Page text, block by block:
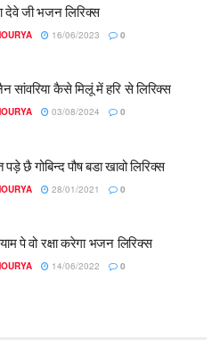
देवे जी भजन लिरिक्स
16/06/2023 0
सांवरिया कैसे मिलूं में हरि से लिरिक्स
03/08/2024 0
छै गोबिन्द पौष बडा खावो लिरिक्स
28/01/2021 0
पे वो रक्षा करेगा भजन लिरिक्स
14/06/2022 0